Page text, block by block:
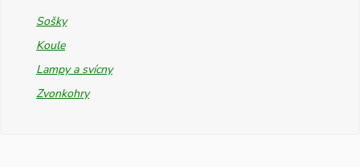
Sošky
Koule
Lampy a svícny
Zvonkohry